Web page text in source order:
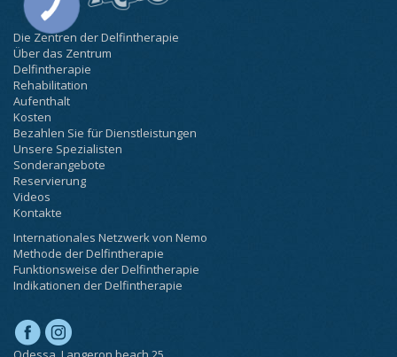
Die Zentren der Delfintherapie
Über das Zentrum
Delfintherapie
Rehabilitation
Aufenthalt
Kosten
Bezahlen Sie für Dienstleistungen
Unsere Spezialisten
Sonderangebote
Reservierung
Videos
Kontakte
Internationales Netzwerk von Nemo
Methode der Delfintherapie
Funktionsweise der Delfintherapie
Indikationen der Delfintherapie